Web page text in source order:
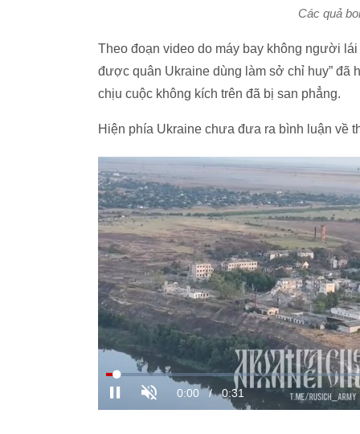
Các quả
Theo đoạn video do máy bay không người
được quân Ukraine dùng làm sở chỉ huy”
chịu cuộc không kích trên đã bị san phẳng.
Hiện phía Ukraine chưa đưa ra bình luận về